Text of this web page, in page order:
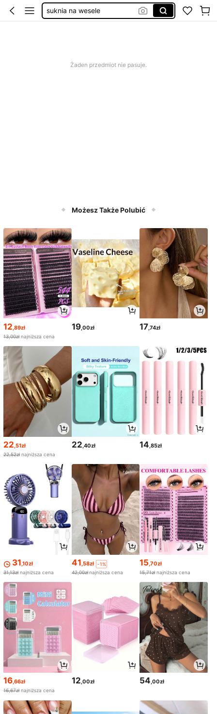
suknia na wesele
elegancka sukienka damska
Żaden przedmiot nie pasuje.
Możesz Także Polubić
12 ,89zł
13,00zł najniższa cena
19,00zł 17 ,74zł
22,51zł
22,52zł najniższa cena
22,40zł 14,85zł
31,10zł
31,13zł najniższa cena
41,58zł
-1%
42,00złnajniższa cena
15,70zł
15,71zł najniższa cena
16,66zł
16,67zł najniższa cena
12,00zł 54,00zł